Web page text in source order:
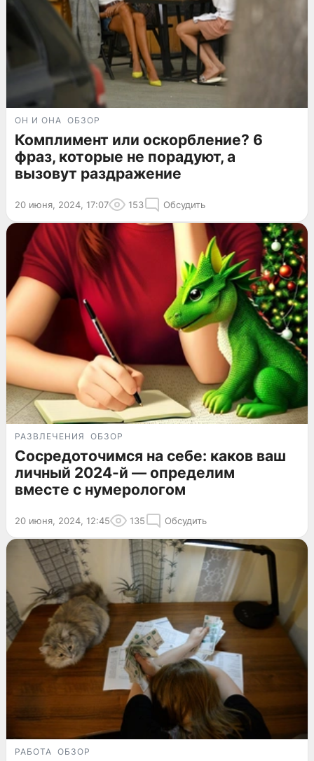
ОН И ОНА ОБЗОР
Комплимент или оскорбление? 6
фраз, которые не порадуют, а
вызовут раздражение
20 июня, 2024, 17:07 153 Обсудить
РАЗВЛЕЧЕНИЯ ОБЗОР
Сосредоточимся на себе: каков ваш
личный 2024-й — определим
вместе с нумерологом
20 июня, 2024, 12:45 135 Обсудить
РАБОТА ОБЗОР